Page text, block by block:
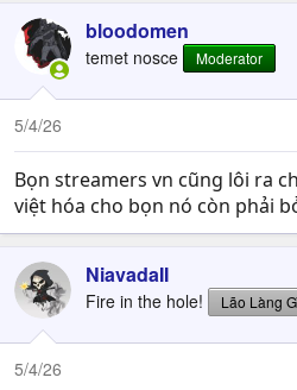
bloodomen
temet nosce Moderator
5/4/26
Bọn streamers vn cũng lôi ra
việt hóa cho bọn nó còn phải
NiavadaII
Fire in the hole! Lão Làng
5/4/26